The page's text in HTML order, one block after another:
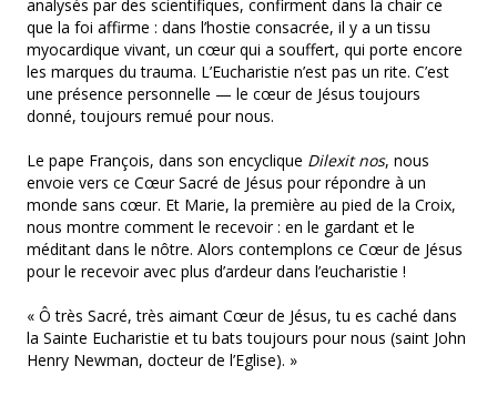
analysés par des scientifiques, confirment dans la chair ce
que la foi affirme : dans l’hostie consacrée, il y a un tissu
myocardique vivant, un cœur qui a souffert, qui porte encore
les marques du trauma. L’Eucharistie n’est pas un rite. C’est
une présence personnelle — le cœur de Jésus toujours
donné, toujours remué pour nous.
Le pape François, dans son encyclique Dilexit nos, nous
envoie vers ce Cœur Sacré de Jésus pour répondre à un
monde sans cœur. Et Marie, la première au pied de la Croix,
nous montre comment le recevoir : en le gardant et le
méditant dans le nôtre. Alors contemplons ce Cœur de Jésus
pour le recevoir avec plus d’ardeur dans l’eucharistie !
« Ô très Sacré, très aimant Cœur de Jésus, tu es caché dans
la Sainte Eucharistie et tu bats toujours pour nous (saint John
Henry Newman, docteur de l’Eglise). »